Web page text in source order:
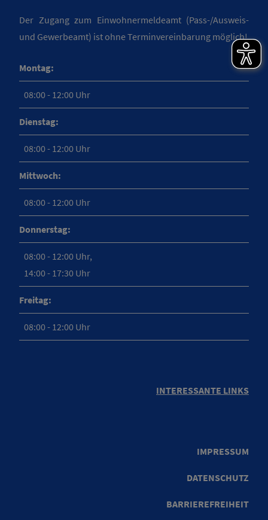
Der Zugang zum Einwohnermeldeamt (Pass-/Ausweis-
und Gewerbeamt) ist ohne Terminvereinbarung möglich!
Montag:
08:00 - 12:00 Uhr
Dienstag:
08:00 - 12:00 Uhr
Mittwoch:
08:00 - 12:00 Uhr
Donnerstag:
08:00 - 12:00 Uhr,
14:00 - 17:30 Uhr
Freitag:
08:00 - 12:00 Uhr
INTERESSANTE LINKS
IMPRESSUM
DATENSCHUTZ
BARRIEREFREIHEIT